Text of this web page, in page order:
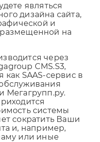
дизайна сайта,
и
на
CMS.S3,
SAAS-сервис в
системы
сократить Ваши
и, например,
или иные